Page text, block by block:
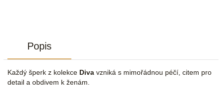
Popis
Každý šperk z kolekce Diva vzniká s mimořádnou péčí, citem pro
detail a obdivem k ženám.